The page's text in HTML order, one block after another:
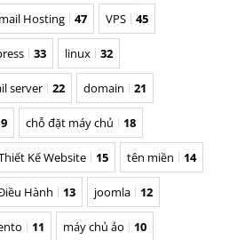
Hosting 47 VPS 45
33 linux 32
server 22 domain 21
chỗ đặt máy chủ 18
Kế Website 15 tên miền 14
Hành 13 joomla 12
11 máy chủ ảo 10